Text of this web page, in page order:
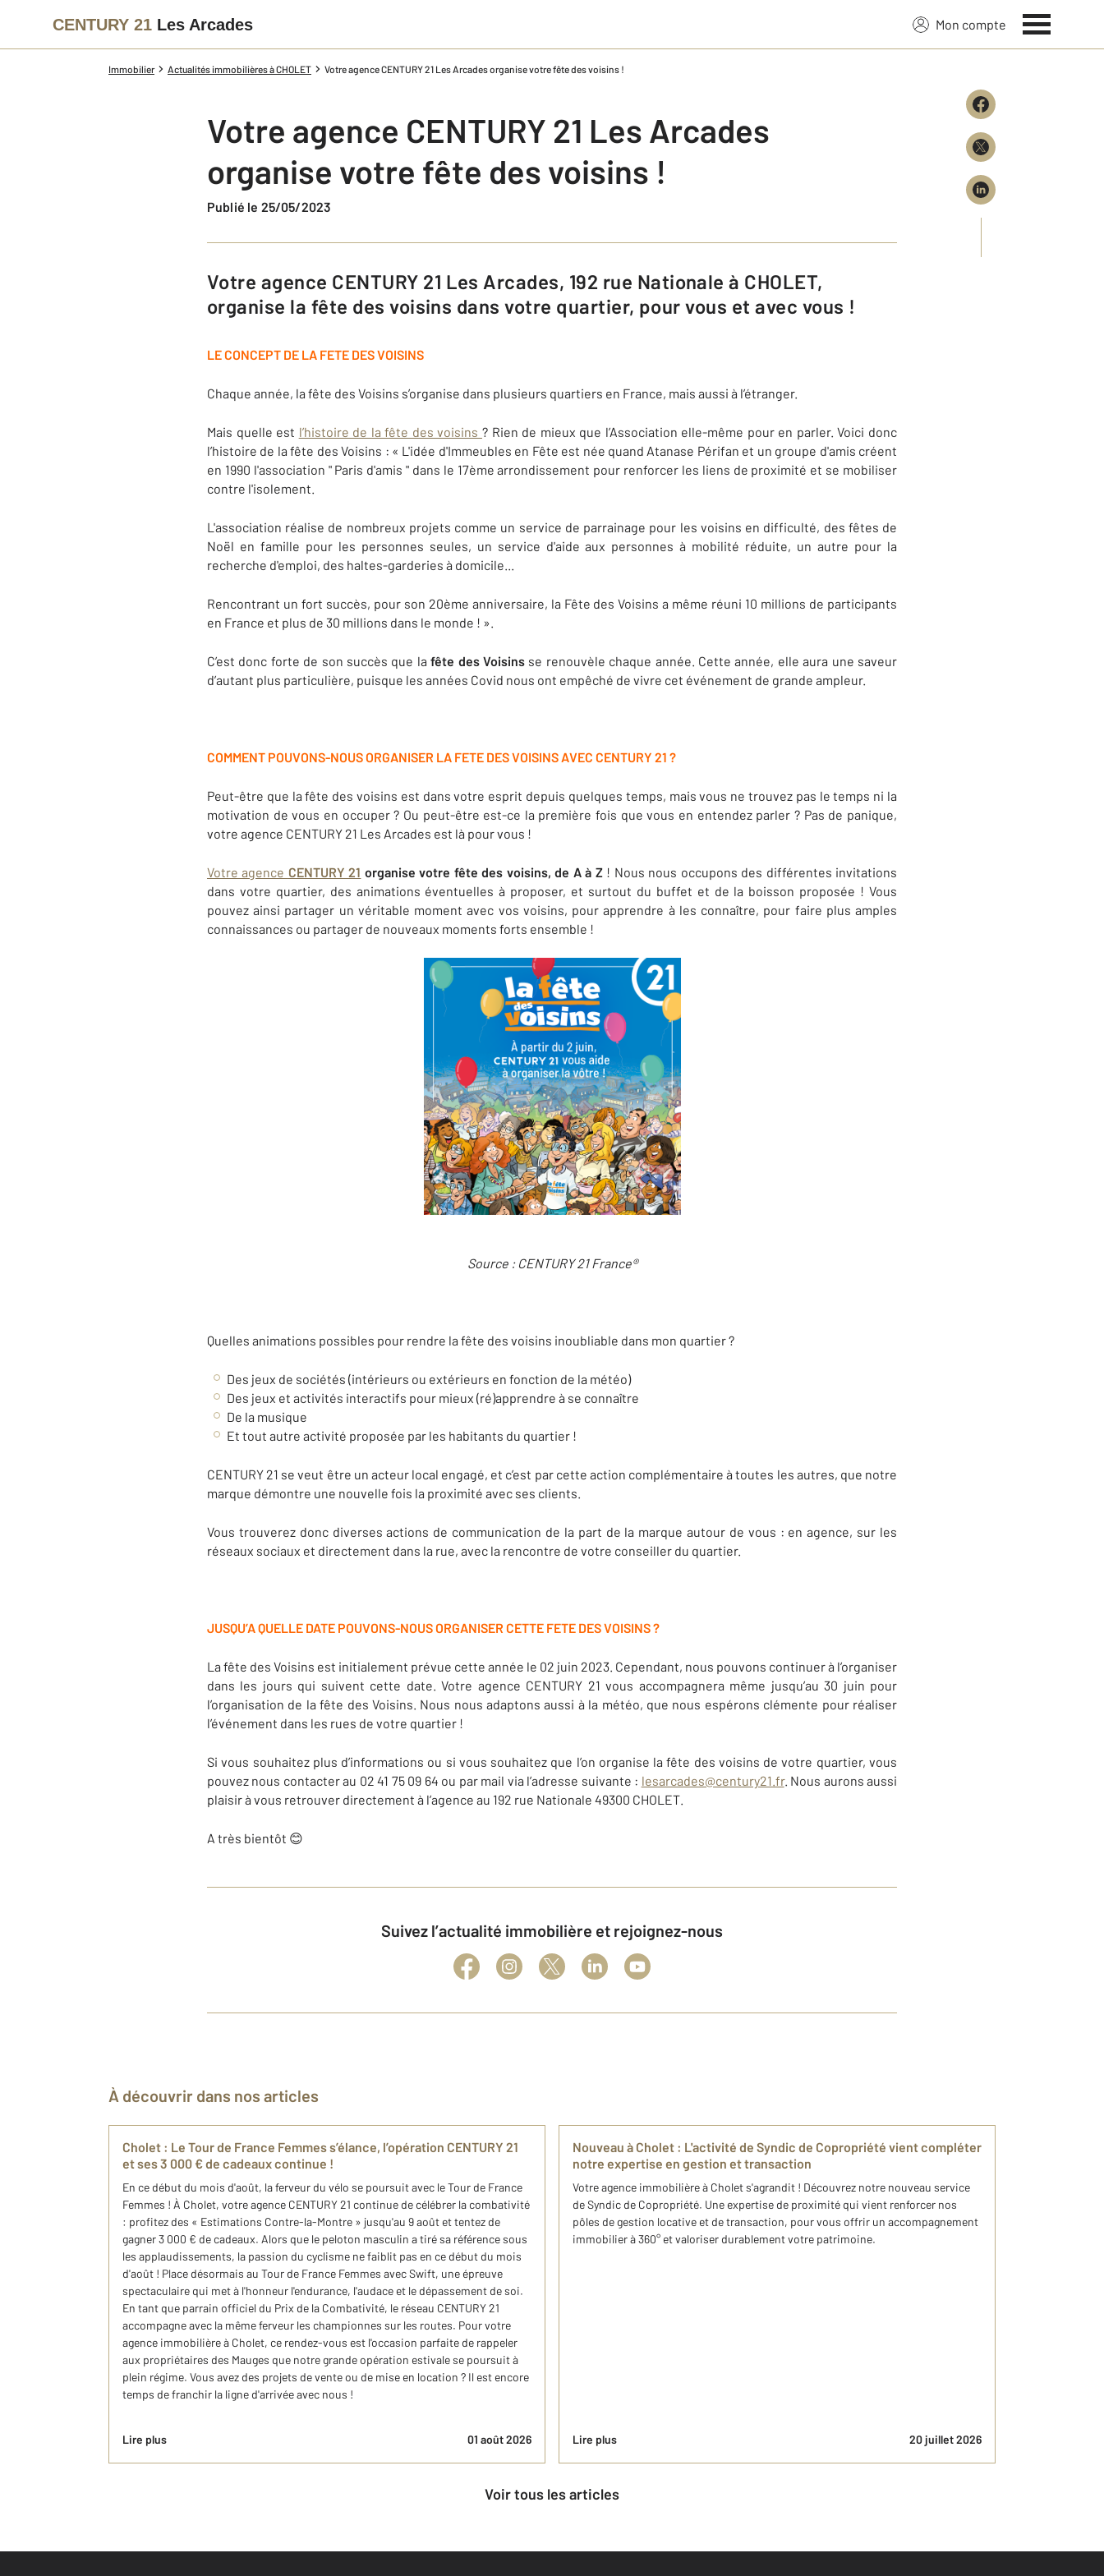
CENTURY 21 Les Arcades Mon compte
Immobilier Actualités immobilières à CHOLET Votre agence CENTURY 21 Les Arcades organise votre fête des voisins !
Votre agence CENTURY 21 Les Arcades
organise votre fête des voisins !
Publié le 25/05/2023
Votre agence CENTURY 21 Les Arcades, 192 rue Nationale à CHOLET,
organise la fête des voisins dans votre quartier, pour vous et avec vous !
LE CONCEPT DE LA FETE DES VOISINS
Chaque année, la fête des Voisins s’organise dans plusieurs quartiers en France, mais aussi à l’étranger.
Mais quelle est l’histoire de la fête des voisins ? Rien de mieux que l’Association elle-même pour en parler. Voici donc
l’histoire de la fête des Voisins : « L'idée d'Immeubles en Fête est née quand Atanase Périfan et un groupe d'amis créent
en 1990 l'association " Paris d'amis " dans le 17ème arrondissement pour renforcer les liens de proximité et se mobiliser
contre l'isolement.
L'association réalise de nombreux projets comme un service de parrainage pour les voisins en difficulté, des fêtes de
Noël en famille pour les personnes seules, un service d'aide aux personnes à mobilité réduite, un autre pour la
recherche d'emploi, des haltes-garderies à domicile...
​Rencontrant un fort succès, pour son 20ème anniversaire, la Fête des Voisins a même réuni 10 millions de participants
en France et plus de 30 millions dans le monde ! ».
C’est donc forte de son succès que lafête des Voisins se renouvèle chaque année. Cette année, elle aura une saveur
d’autant plus particulière, puisque les années Covid nous ont empêché de vivre cet événement de grande ampleur.
COMMENT POUVONS-NOUS ORGANISER LA FETE DES VOISINS AVEC CENTURY 21 ?
Peut-être que la fête des voisins est dans votre esprit depuis quelques temps, mais vous ne trouvez pas le temps ni la
motivation de vous en occuper ? Ou peut-être est-ce la première fois que vous en entendez parler ? Pas de panique,
votre agence CENTURY 21 Les Arcades est là pour vous !
Votre agence CENTURY 21 organise votre fête des voisins, de A à Z ! Nous nous occupons des différentes invitations
dans votre quartier, des animations éventuelles à proposer, et surtout du buffet et de la boisson proposée ! Vous
pouvez ainsi partager un véritable moment avec vos voisins, pour apprendre à les connaître, pour faire plus amples
connaissances ou partager de nouveaux moments forts ensemble !
Source : CENTURY 21 France®
Quelles animations possibles pour rendre la fête des voisins inoubliable dans mon quartier ?
Des jeux de sociétés (intérieurs ou extérieurs en fonction de la météo)
Des jeux et activités interactifs pour mieux (ré)apprendre à se connaître
De la musique
Et tout autre activité proposée par les habitants du quartier !
CENTURY 21 se veut être un acteur local engagé, et c’est par cette action complémentaire à toutes les autres, que notre
marque démontre une nouvelle fois la proximité avec ses clients.
Vous trouverez donc diverses actions de communication de la part de la marque autour de vous : en agence, sur les
réseaux sociaux et directement dans la rue, avec la rencontre de votre conseiller du quartier.
JUSQU’A QUELLE DATE POUVONS-NOUS ORGANISER CETTE FETE DES VOISINS ?
La fête des Voisins est initialement prévue cette année le 02 juin 2023. Cependant, nous pouvons continuer à l’organiser
dans les jours qui suivent cette date. Votre agence CENTURY 21 vous accompagnera même jusqu’au 30 juin pour
l’organisation de la fête des Voisins. Nous nous adaptons aussi à la météo, que nous espérons clémente pour réaliser
l’événement dans les rues de votre quartier !
Si vous souhaitez plus d’informations ou si vous souhaitez que l’on organise la fête des voisins de votre quartier, vous
pouvez nous contacter au 02 41 75 09 64 ou par mail via l’adresse suivante : lesarcades@century21.fr. Nous aurons aussi
plaisir à vous retrouver directement à l’agence au 192 rue Nationale 49300 CHOLET.
A très bientôt 😊
Suivez l’actualité immobilière et rejoignez-nous
À découvrir dans nos articles
Cholet : Le Tour de France Femmes s’élance, l’opération CENTURY 21
et ses 3 000 € de cadeaux continue !
En ce début du mois d'août, la ferveur du vélo se poursuit avec le Tour de France
Femmes ! À Cholet, votre agence CENTURY 21 continue de célébrer la combativité
: profitez des « Estimations Contre-la-Montre » jusqu'au 9 août et tentez de
gagner 3 000 € de cadeaux. Alors que le peloton masculin a tiré sa référence sous
les applaudissements, la passion du cyclisme ne faiblit pas en ce début du mois
d'août ! Place désormais au Tour de France Femmes avec Swift, une épreuve
spectaculaire qui met à l'honneur l'endurance, l'audace et le dépassement de soi.
En tant que parrain officiel du Prix de la Combativité, le réseau CENTURY 21
accompagne avec la même ferveur les championnes sur les routes. Pour votre
agence immobilière à Cholet, ce rendez-vous est l'occasion parfaite de rappeler
aux propriétaires des Mauges que notre grande opération estivale se poursuit à
plein régime. Vous avez des projets de vente ou de mise en location ? Il est encore
temps de franchir la ligne d'arrivée avec nous !
Lire plus 01 août 2026
Nouveau à Cholet : L'activité de Syndic de Copropriété vient compléter
notre expertise en gestion et transaction
Votre agence immobilière à Cholet s'agrandit ! Découvrez notre nouveau service
de Syndic de Copropriété. Une expertise de proximité qui vient renforcer nos
pôles de gestion locative et de transaction, pour vous offrir un accompagnement
immobilier à 360° et valoriser durablement votre patrimoine.
Lire plus 20 juillet 2026
Voir tous les articles